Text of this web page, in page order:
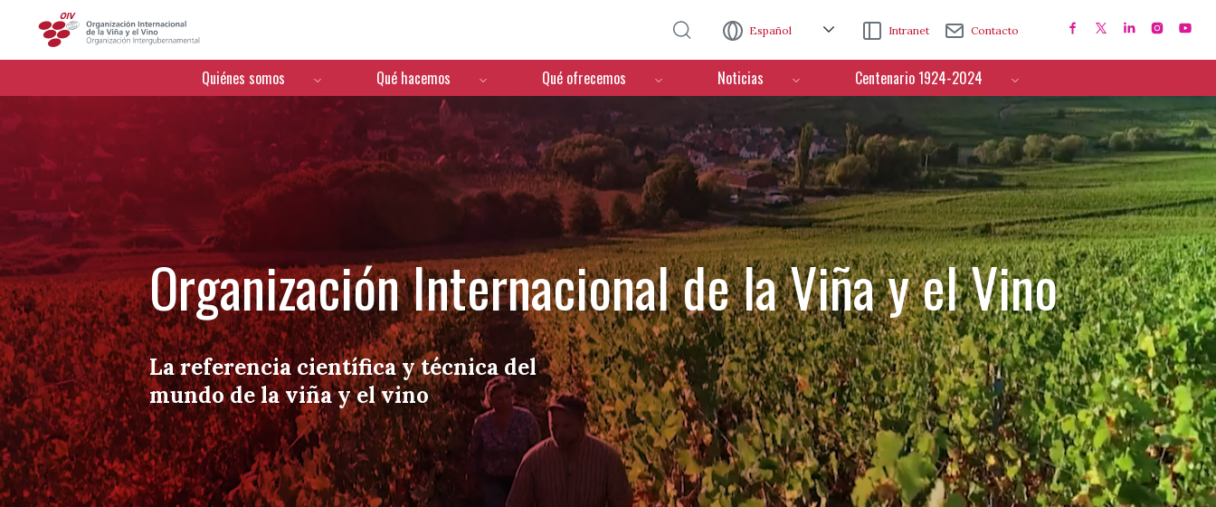
Español Intranet Contacto
Menú de navegación
Quiénes somos Qué hacemos Qué ofrecemos Noticias Centenario 1924-2024
Organización Internacional de la Viña y el Vino
La referencia científica y técnica del
mundo de la viña y el vino